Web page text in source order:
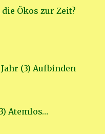
Ökos zur Zeit?
(3) Aufbinden
Atemlos…